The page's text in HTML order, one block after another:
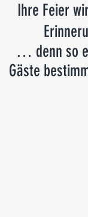
Ihre Feier
… denn so
Gäste